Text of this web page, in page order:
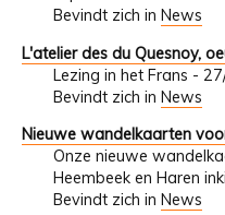
Bevindt zich in News
L'atelier des du Quesnoy,
Lezing in het Frans -
Bevindt zich in News
Nieuwe wandelkaarten
Onze nieuwe
Heembeek en Haren
Bevindt zich in News